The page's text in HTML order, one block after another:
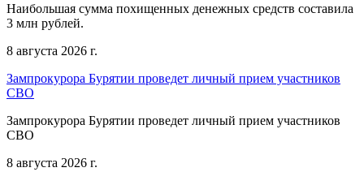
Наибольшая сумма похищенных денежных средств составила
3 млн рублей.
8 августа 2026 г.
Зампрокурора Бурятии проведет личный прием участников
СВО
Зампрокурора Бурятии проведет личный прием участников
СВО
8 августа 2026 г.